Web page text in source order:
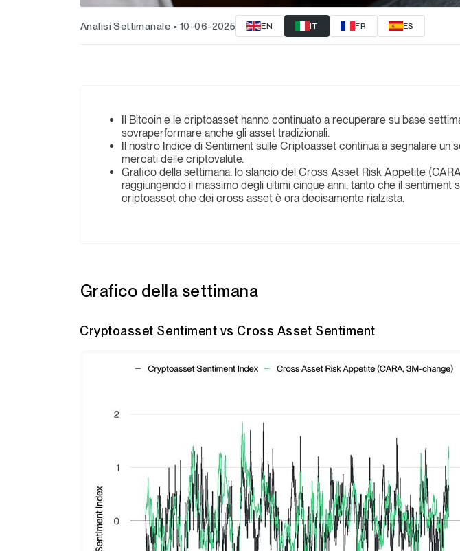
Analisi Settimanale 10-06-2025 EN IT FR ES
Il Bitcoin e le criptoasset hanno continuato a recuperare su base
sovraperformare anche gli asset tradizionali.
Il nostro Indice di Sentiment sulle Criptoasset continua a segnalare un
mercati delle criptovalute.
Grafico della settimana: lo slancio del Cross Asset Risk Appetite
raggiungendo il massimo degli ultimi cinque anni, tanto che il sentiment
criptoasset che dei cross asset è ora decisamente rialzista.
Grafico della settimana
Cryptoasset Sentiment vs Cross Asset Sentiment